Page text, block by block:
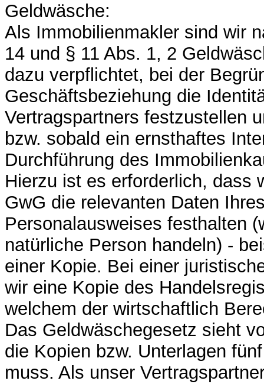
Geldwäsche:
Als Immobilienmakler sind wir
14 und § 11 Abs. 1, 2
dazu verpflichtet, bei der
Geschäftsbeziehung die
Vertragspartners festzustellen
bzw. sobald ein ernsthaftes
Durchführung des
Hierzu ist es erforderlich, dass
GwG die relevanten Daten
Personalausweises festhalten
natürliche Person handeln) -
einer Kopie. Bei einer
wir eine Kopie des
welchem der wirtschaftlich
Das Geldwäschegesetz sieht
die Kopien bzw. Unterlagen
muss. Als unser